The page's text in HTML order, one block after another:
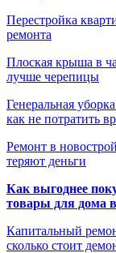
Перестройка
ремонта
Плоская крыша в
лучше черепицы
Генеральная
как не потратить
Ремонт в
теряют деньги
Как выгоднее
товары для дома
Капитальный
сколько стоит